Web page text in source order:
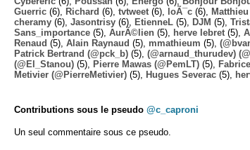
Guerric (6), Richard (6), tvtweet (6), loÃ¯c (6),
cheramy (6), Jasontrisy (6), EtienneL (5), DJM (5),
Sans_importance (5), AurÃ©lien (5), herve lebret (5),
Renaud (5), Alain Raynaud (5), mmathieum (5),
Patrick Bertrand (@pck_b) (5), (@arnaud_thurudev)
(@El_Stanou) (5), Pierre Mawas (@PemLT) (5),
Metivier (@PierreMetivier) (5), Hugues Severac (5),
Contributions sous le pseudo @c_caproni
Un seul commentaire sous ce pseudo.